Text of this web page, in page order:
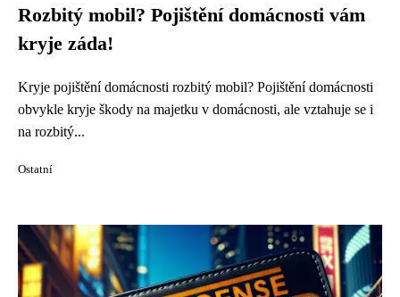
Rozbitý mobil? Pojištění domácnosti vám
kryje záda!
Kryje pojištění domácnosti rozbitý mobil? Pojištění domácnosti
obvykle kryje škody na majetku v domácnosti, ale vztahuje se i
na rozbitý...
Ostatní